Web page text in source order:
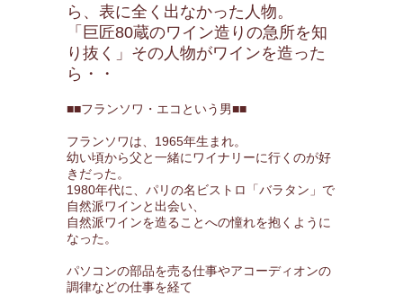
ら、表に全く出なかった人物。
「巨匠80蔵のワイン造りの急所を知
り抜く」その人物がワインを造った
ら・・
■■フランソワ・エコという男■■
フランソワは、1965年生まれ。
幼い頃から父と一緒にワイナリーに行くのが好
きだった。
1980年代に、パリの名ビストロ「バラタン」で
自然派ワインと出会い、
自然派ワインを造ることへの憧れを抱くように
なった。
パソコンの部品を売る仕事やアコーディオンの
調律などの仕事を経て